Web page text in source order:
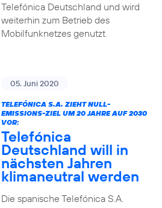
Telefónica Deutschland und wird
weiterhin zum Betrieb des
Mobilfunknetzes genutzt.
05. Juni 2020
TELEFÓNICA S.A. ZIEHT NULL-
EMISSIONS-ZIEL UM 20 JAHRE AUF 2030
VOR:
Telefónica
Deutschland will in
nächsten Jahren
klimaneutral werden
Die spanische Telefónica S.A.